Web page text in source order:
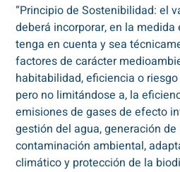
“Principio de Sostenibilidad: el
deberá incorporar, en la
tenga en cuenta y sea
factores de carácter
habitabilidad, eficiencia o
pero no limitándose a, la
emisiones de gases de efecto
gestión del agua, generación de
contaminación ambiental,
climático y protección de la